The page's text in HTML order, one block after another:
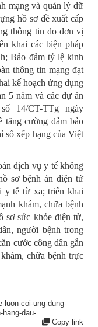
mạng và quản lý dữ
hồ sơ đề xuất cấp
thông tin do đơn vị
khai các biện pháp
Bảo đảm tỷ lệ kinh
thông tin mạng đạt
kế hoạch ứng dụng
5 năm và các dự án
14/CT-TTg ngày
tăng cường đảm bảo
số xếp hạng của Việt
dịch vụ y tế không
sơ bệnh án điện tử
y tế từ xa; triển khai
khám, chữa bệnh
sơ sức khỏe điện tử,
người bệnh trong
cước công dân gắn
chữa bệnh trực
luon-coi-ung-dung-
hang-dau-
Copy link